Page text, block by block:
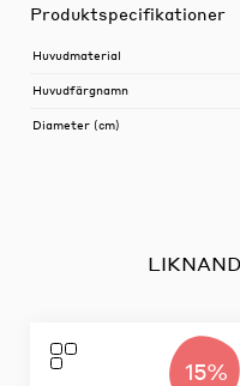
Produktspecifikationer
Huvudmaterial
Huvudfärgnamn
Diameter (cm)
15%